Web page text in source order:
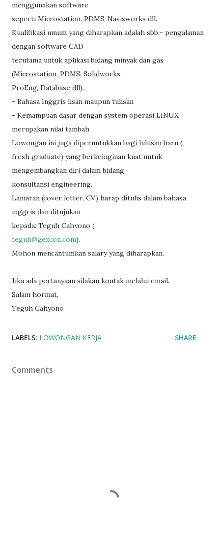
menggunakan software
seperti Microstation, PDMS, Navisworks dll.
Kualifikasi umum yang diharapkan adalah sbb:- pengalaman
dengan software CAD
terutama untuk aplikasi bidang minyak dan gas
(Microstation, PDMS, Solidworks,
ProEng, Database dll).
- Bahasa Inggris lisan maupun tulisan
- Kemampuan dasar dengan system operasi LINUX
merupakan nilai tambah
Lowongan ini juga diperuntukkan bagi lulusan baru (
fresh graduate) yang berkeinginan kuat untuk
mengembangkan diri dalam bidang
konsultansi engineering.
Lamaran (cover letter, CV) harap ditulis dalam bahasa
inggris dan ditujukan
kepada: Teguh Cahyono (
teguh@gexcon.com).
Mohon mencantumkan salary yang diharapkan.
Jika ada pertanyaan silakan kontak melalui email.
Salam hormat,
Teguh Cahyono
LABELS: LOWONGAN KERJA SHARE
Comments